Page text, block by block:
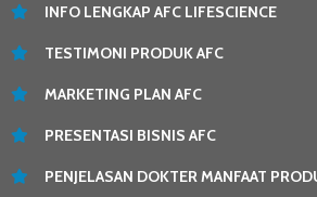
INFO LENGKAP AFC LIFESCIENCE
TESTIMONI PRODUK AFC
MARKETING PLAN AFC
PRESENTASI BISNIS AFC
PENJELASAN DOKTER MANFAAT